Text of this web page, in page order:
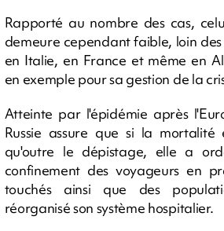
Rapporté au nombre des cas,
demeure cependant faible, loin
en Italie, en France et même en
en exemple pour sa gestion de la
Atteinte par l'épidémie après
Russie assure que si la mortalité
qu'outre le dépistage, elle a
confinement des voyageurs en
touchés ainsi que des
réorganisé son système hospitalier.